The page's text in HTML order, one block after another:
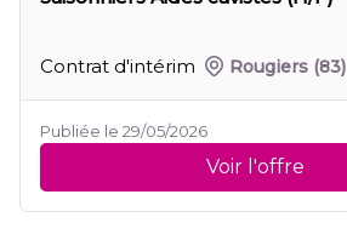
Contrat d'intérim Rougiers (83)
Publiée le 29/05/2026
Voir l'offre